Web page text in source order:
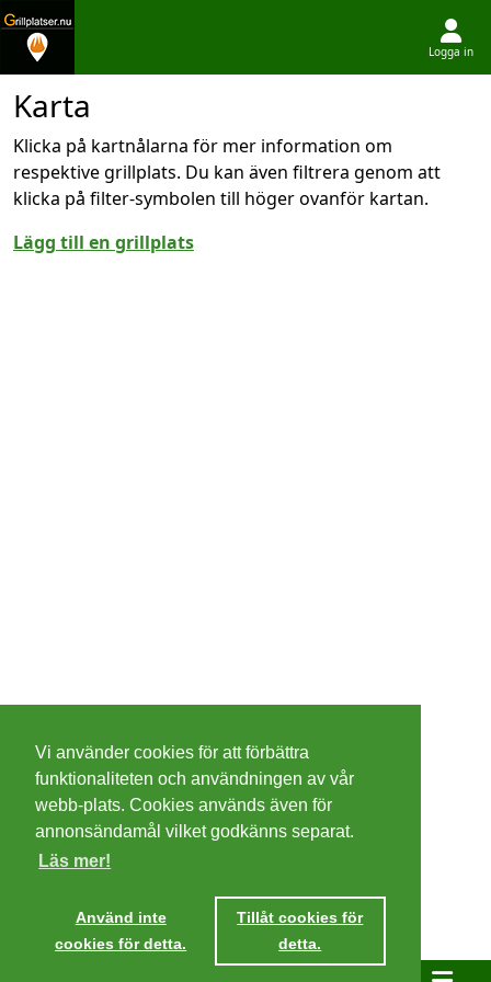
Logga in
Karta
Klicka på kartnålarna för mer information om
respektive grillplats. Du kan även filtrera genom att
klicka på filter-symbolen till höger ovanför kartan.
Lägg till en grillplats
Cookies
Integritetspolicy
Villkor
Vi använder cookies för att förbättra
funktionaliteten och användningen av vår
webb-plats. Cookies används även för
annonsändamål vilket godkänns separat.
Läs mer!
Använd inte
cookies för detta.
Tillåt cookies för
detta.